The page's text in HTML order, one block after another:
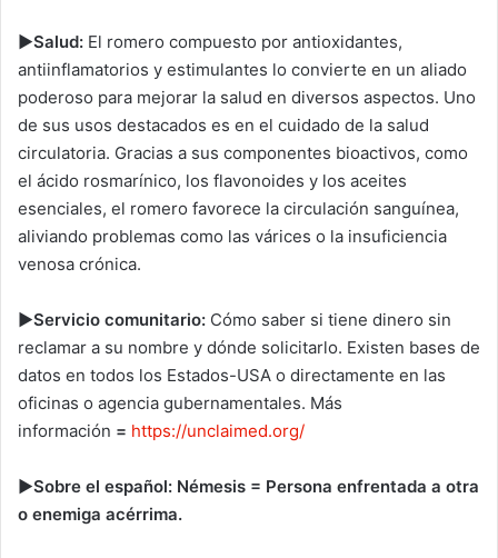
►Salud: El romero compuesto por antioxidantes,
antiinflamatorios y estimulantes lo convierte en un aliado
poderoso para mejorar la salud en diversos aspectos. Uno
de sus usos destacados es en el cuidado de la salud
circulatoria. Gracias a sus componentes bioactivos, como
el ácido rosmarínico, los flavonoides y los aceites
esenciales, el romero favorece la circulación sanguínea,
aliviando problemas como las várices o la insuficiencia
venosa crónica.
►Servicio comunitario: Cómo saber si tiene dinero sin
reclamar a su nombre y dónde solicitarlo. Existen bases de
datos en todos los Estados-USA o directamente en las
oficinas o agencia gubernamentales. Más
información = https://unclaimed.org/
►Sobre el español: Némesis = Persona enfrentada a otra
o enemiga acérrima.